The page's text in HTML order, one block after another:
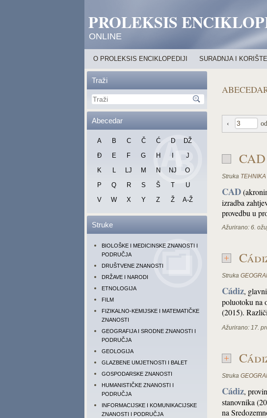
PROLEKSIS
ONLINE
O PROLEKSIS ENCIKLOPEDIJI SURADNJA I
Traži
Abecedar
A B C Č Ć D
DŽ
Đ
E F G H
J
K
L LJ M N NJ
O
P
Q R S Š T
U
V
W X Y Z Ž A-Ž
Struke
BIOLOŠKE I MEDICINSKE ZNANOSTI I
PODRUČJA
DRUŠTVENE ZNANOSTI
DRŽAVE I NARODI
ETNOLOGIJA
FILM
FIZIKALNO-KEMIJSKE I MATEMATIČKE
ZNANOSTI
GEOGRAFIJA I SRODNE ZNANOSTI I
PODRUČJA
GEOLOGIJA
GLAZBENE UMJETNOSTI I BALET
GOSPODARSKE ZNANOSTI
HUMANISTIČKE ZNANOSTI I
PODRUČJA
INFORMACIJSKE I KOMUNIKACIJSKE
ZNANOSTI I PODRUČJA
‹
CAD
Struka
CAD
izradba
provedbu u
Ažurirano: 6.
Struka
Cádiz,
poluotoku na
(2015).
Ažurirano: 17.
Struka
Cádiz,
stanovnika
na